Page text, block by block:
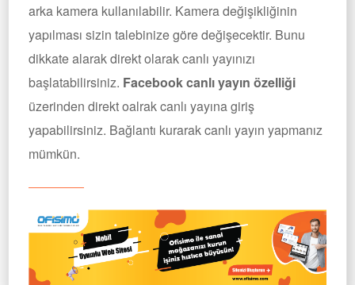
arka kamera kullanılabilir. Kamera değişikliğinin
yapılması sizin talebinize göre değişecektir. Bunu
dikkate alarak direkt olarak canlı yayınızı
başlatabilirsiniz. Facebook canlı yayın özelliği
üzerinden direkt oalrak canlı yayına giriş
yapabilirsiniz. Bağlantı kurarak canlı yayın yapmanız
mümkün.